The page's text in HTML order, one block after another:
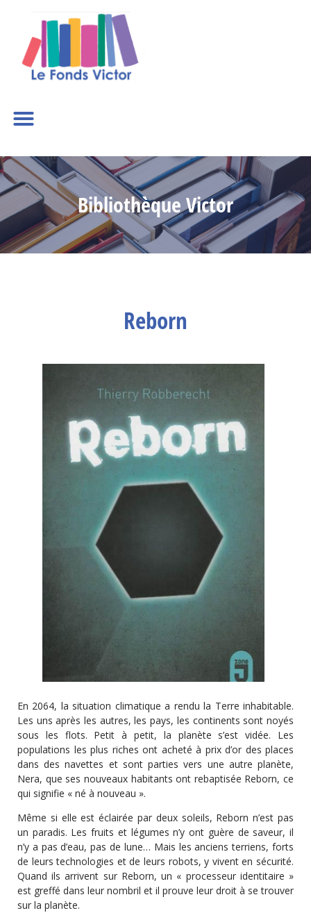
Bibliothèque Victor
Reborn
En 2064, la situation climatique a rendu la Terre inhabitable.
Les uns après les autres, les pays, les continents sont noyés
sous les flots. Petit à petit, la planète s’est vidée. Les
populations les plus riches ont acheté à prix d’or des places
dans des navettes et sont parties vers une autre planète,
Nera, que ses nouveaux habitants ont rebaptisée Reborn, ce
qui signifie « né à nouveau ».
Même si elle est éclairée par deux soleils, Reborn n’est pas
un paradis. Les fruits et légumes n’y ont guère de saveur, il
n’y a pas d’eau, pas de lune… Mais les anciens terriens, forts
de leurs technologies et de leurs robots, y vivent en sécurité.
Quand ils arrivent sur Reborn, un « processeur identitaire »
est greffé dans leur nombril et il prouve leur droit à se trouver
sur la planète.